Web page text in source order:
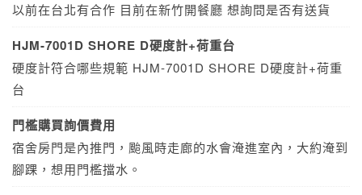
以前在台北有合作 目前在新竹開餐廳 想詢問是否有送貨
HJM-7001D SHORE D硬度計+荷重台
硬度計符合哪些規範 HJM-7001D SHORE D硬度計+荷重
台
門檻購買詢價費用
宿舍房門是內推門，颱風時走廊的水會淹進室內，大約淹到
腳踝，想用門檻擋水。